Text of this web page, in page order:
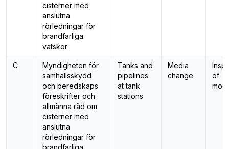
cisterner med
anslutna
rörledningar för
brandfarliga
vätskor
C
Myndigheten för
samhällsskydd
och beredskaps
föreskrifter och
allmänna råd om
cisterner med
anslutna
rörledningar för
brandfarliga
Tanks and
pipelines
at tank
stations
Media
change
of